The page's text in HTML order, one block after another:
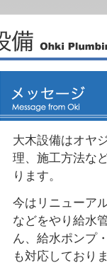
大木設備はオヤ
理、施工方法な
ります。
今はリニューア
などをやり給水
ん、給水ポンプ
も対応しており